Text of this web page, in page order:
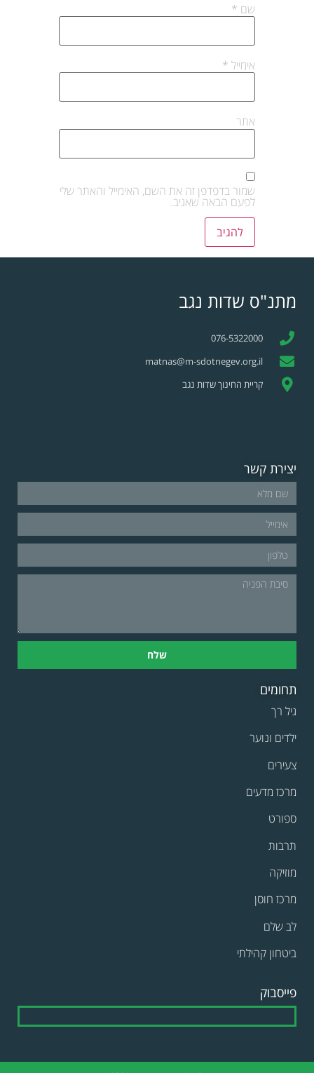
שם *
אימייל *
אתר
שמור בדפדפן זה את השם, האימייל והאתר שלי
לפעם הבאה שאגיב.
מתנ"ס שדות נגב
076-5322000
matnas@m-sdotnegev.org.il
קריית החינוך שדות נגב
יצירת קשר
שלח
תחומים
גיל רך
ילדים ונוער
צעירים
מרכז מדעים
ספורט
תרבות
מוזיקה
מרכז חוסן
לב שלם
ביטחון קהילתי
פייסבוק